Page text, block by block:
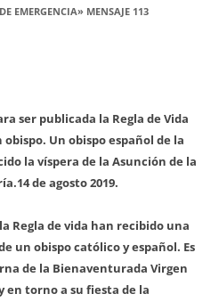
EMERGENCIA» MENSAJE 113
ser publicada la Regla de Vida
Un obispo español de la
la víspera de la Asunción de la
14 de agosto 2019.
Regla de vida han recibido una
un obispo católico y español. Es
de la Bienaventurada Virgen
en torno a su fiesta de la